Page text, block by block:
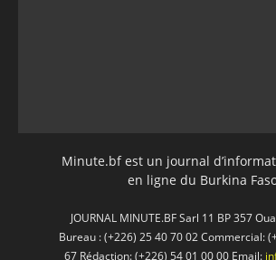
Minute.bf est un journal
en ligne du Burkina
JOURNAL MINUTE.BF Sarl 11 BP 357
Bureau : (+226) 25 40 70 02 Commercial:
67 Rédaction: (+226) 54 01 00 00 Email: